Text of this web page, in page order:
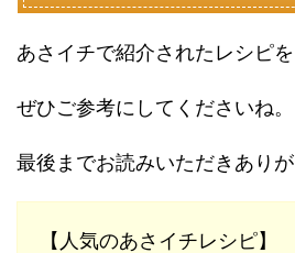
あさイチで紹介されたレシピを
ぜひご参考にしてくださいね。
最後までお読みいただきありが
【人気のあさイチレシピ】